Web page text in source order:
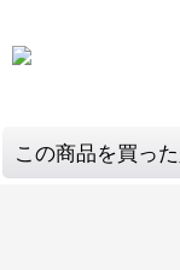
この商品を買っ